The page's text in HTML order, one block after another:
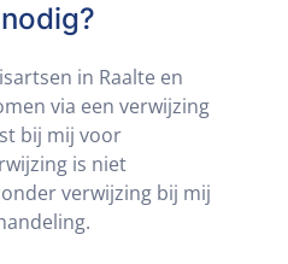
in Raalte en
via een verwijzing
bij mij voor
is niet
verwijzing bij mij